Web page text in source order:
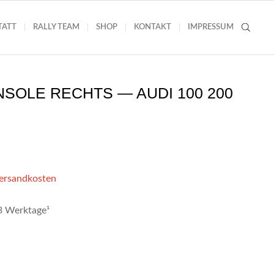
RALLY TEAM SHOP KONTAKT IMPRESSUM
RECHTS — AUDI 100 200
Werktage¹